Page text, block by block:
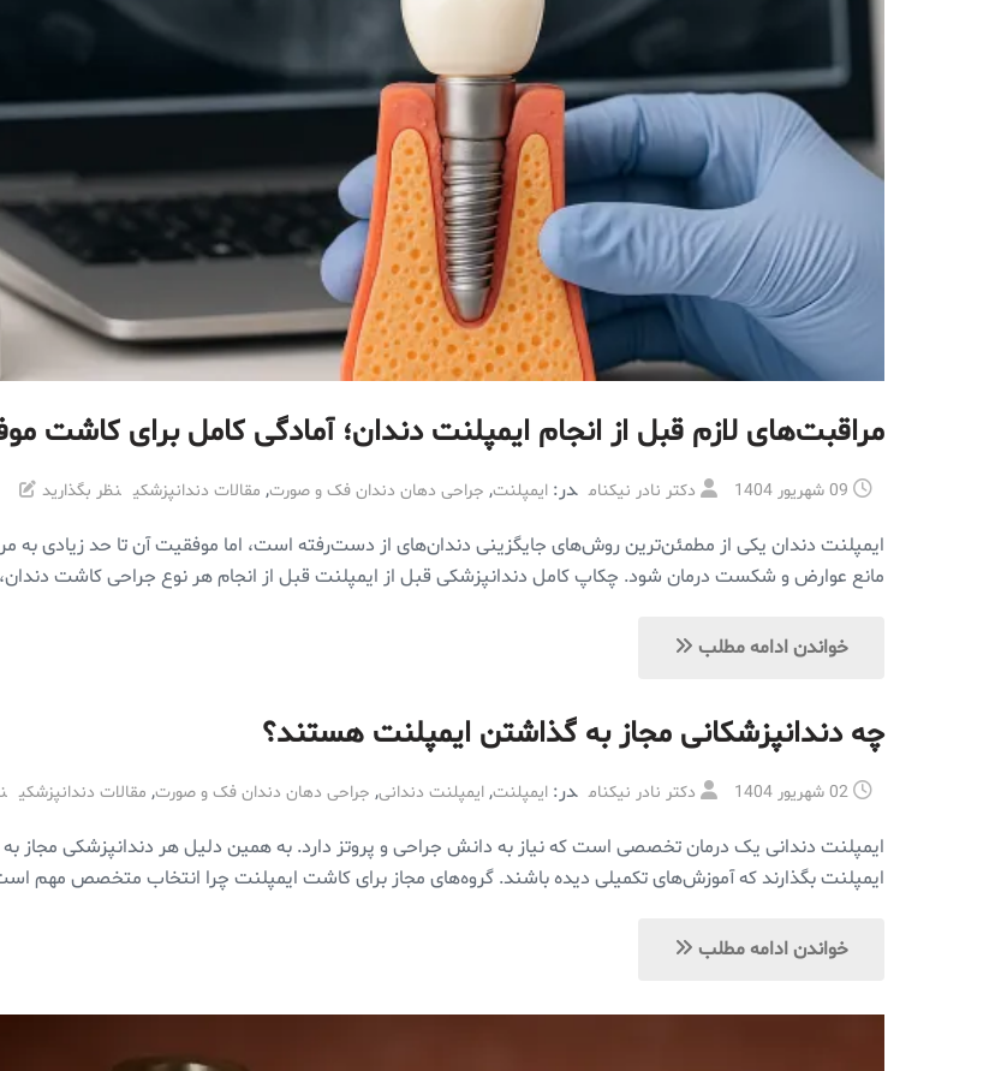
مراقبت‌های لازم قبل از انجام ایمپلنت دندان؛ آمادگی کامل برای کاشت
09 شهریور 1404 دکتر نادر نیکنام در: ایمپلنت, جراحی دهان دندان فک و صورت, مقالات دندانپزشکی نظر بگذارید
ایمپلنت دندان یکی از مطمئن‌ترین روش‌های جایگزینی دندان‌های از دست‌رفته است، اما موفقیت آن تا حد زیادی به
مانع عوارض و شکست درمان شود. چکاپ کامل دندانپزشکی قبل از ایمپلنت قبل از انجام هر نوع جراحی کاشت
خواندن ادامه مطلب
چه دندانپزشکانی مجاز به گذاشتن ایمپلنت هستند؟
02 شهریور 1404 دکتر نادر نیکنام در: ایمپلنت, ایمپلنت دندانی, جراحی دهان دندان فک و صورت, مقالات دندانپزشکی
ایمپلنت دندانی یک درمان تخصصی است که نیاز به دانش جراحی و پروتز دارد. به همین دلیل هر دندانپزشکی مجاز
ایمپلنت بگذارند که آموزش‌های تکمیلی دیده باشند. گروه‌های مجاز برای کاشت ایمپلنت چرا انتخاب متخصص مهم
خواندن ادامه مطلب